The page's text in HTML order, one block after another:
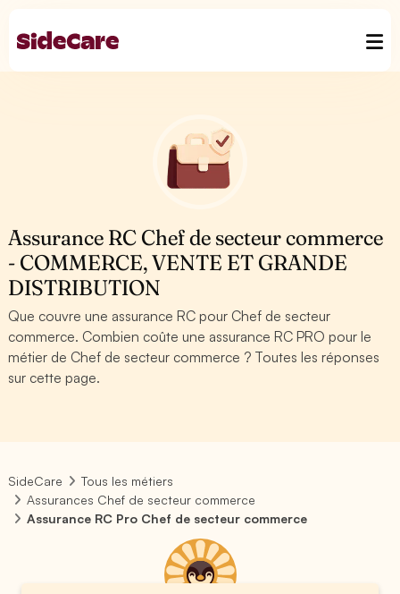
Assurance RC Chef de secteur commerce
- COMMERCE, VENTE ET GRANDE
DISTRIBUTION
Que couvre une assurance RC pour Chef de secteur
commerce. Combien coûte une assurance RC PRO pour le
métier de Chef de secteur commerce ? Toutes les réponses
sur cette page.
SideCare
Tous les métiers
Assurances Chef de secteur commerce
Assurance RC Pro Chef de secteur commerce